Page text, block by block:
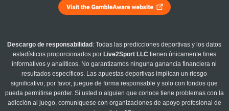
Descargo de responsabilidad : Todas las predicciones deportivas y los datos
estadísticos proporcionados por Live2Sport LLC tienen únicamente fines
informativos y analíticos. No garantizamos ninguna ganancia financiera ni
resultados específicos. Las apuestas deportivas implican un riesgo
significativo; por favor, juegue de forma responsable y solo con fondos que
pueda permitirse perder. Si usted o alguien que conoce tiene problemas con la
adicción al juego, comuníquese con organizaciones de apoyo profesional de